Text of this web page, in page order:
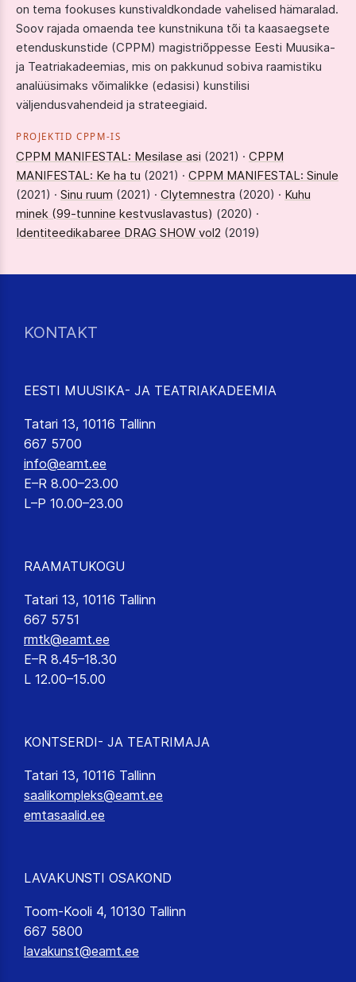
on tema fookuses kunstivaldkondade vahelised hämaralad.
Soov rajada omaenda tee kunstnikuna tõi ta kaasaegsete
etenduskunstide (CPPM) magistriõppesse Eesti Muusika-
ja Teatriakadeemias, mis on pakkunud sobiva raamistiku
analüüsimaks võimalikke (edasisi) kunstilisi
väljendusvahendeid ja strateegiaid.
PROJEKTID CPPM-IS
CPPM MANIFESTAL: Mesilase asi (2021) · CPPM
MANIFESTAL: Ke ha tu (2021) · CPPM MANIFESTAL: Sinule
(2021) · Sinu ruum (2021) · Clytemnestra (2020) · Kuhu
minek (99-tunnine kestvuslavastus) (2020) ·
Identiteedikabaree DRAG SHOW vol2 (2019)
KONTAKT
EESTI MUUSIKA- JA TEATRIAKADEEMIA
Tatari 13, 10116 Tallinn
667 5700
info@eamt.ee
E–R 8.00–23.00
L–P 10.00–23.00
RAAMATUKOGU
Tatari 13, 10116 Tallinn
667 5751
rmtk@eamt.ee
E–R 8.45–18.30
L 12.00–15.00
KONTSERDI- JA TEATRIMAJA
Tatari 13, 10116 Tallinn
saalikompleks@eamt.ee
emtasaalid.ee
LAVAKUNSTI OSAKOND
Toom-Kooli 4, 10130 Tallinn
667 5800
lavakunst@eamt.ee